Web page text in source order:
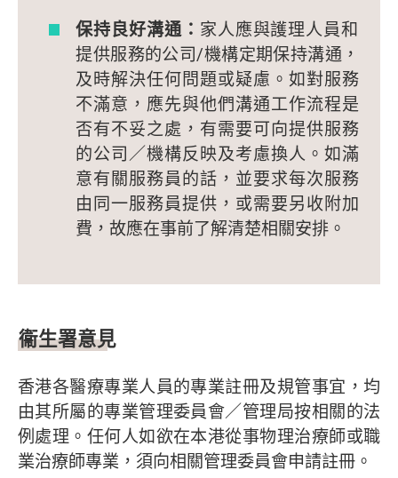
保持良好溝通： 家人應與護理人員和
提供服務的公司/機構定期保持溝通，
及時解決任何問題或疑慮。如對服務
不滿意，應先與他們溝通工作流程是
否有不妥之處，有需要可向提供服務
的公司／機構反映及考慮換人。如滿
意有關服務員的話，並要求每次服務
由同一服務員提供，或需要另收附加
費，故應在事前了解清楚相關安排。
衞生署意見
香港各醫療專業人員的專業註冊及規管事宜，均
由其所屬的專業管理委員會／管理局按相關的法
例處理。任何人如欲在本港從事物理治療師或職
業治療師專業，須向相關管理委員會申請註冊。